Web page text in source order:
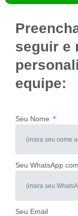
seguir e
equipe:
Seu Nome
Seu WhatsApp
Seu Email